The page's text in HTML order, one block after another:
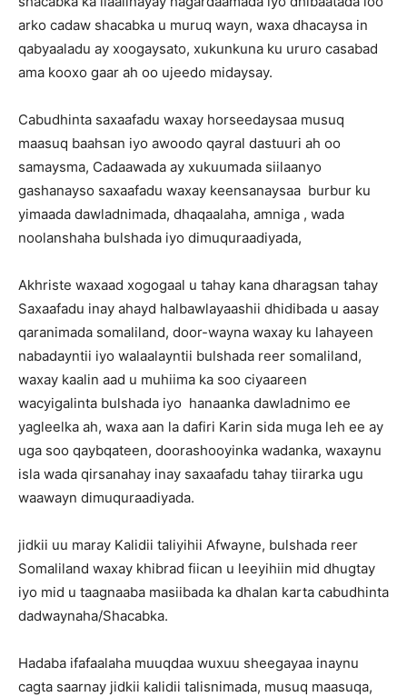
arko cadaw shacabka u muruq wayn, waxa dhacaysa in
qabyaaladu ay xoogaysato, xukunkuna ku ururo casabad
ama kooxo gaar ah oo ujeedo midaysay.
Cabudhinta saxaafadu waxay horseedaysaa musuq
maasuq baahsan iyo awoodo qayral dastuuri ah oo
samaysma, Cadaawada ay xukuumada siilaanyo
gashanayso saxaafadu waxay keensanaysaa burbur ku
yimaada dawladnimada, dhaqaalaha, amniga , wada
noolanshaha bulshada iyo dimuquraadiyada,
Akhriste waxaad xogogaal u tahay kana dharagsan tahay
Saxaafadu inay ahayd halbawlayaashii dhidibada u aasay
qaranimada somaliland, door-wayna waxay ku lahayeen
nabadayntii iyo walaalayntii bulshada reer somaliland,
waxay kaalin aad u muhiima ka soo ciyaareen
wacyigalinta bulshada iyo hanaanka dawladnimo ee
yagleelka ah, waxa aan la dafiri Karin sida muga leh ee ay
uga soo qaybqateen, doorashooyinka wadanka, waxaynu
isla wada qirsanahay inay saxaafadu tahay tiirarka ugu
waawayn dimuquraadiyada.
jidkii uu maray Kalidii taliyihii Afwayne, bulshada reer
Somaliland waxay khibrad fiican u leeyihiin mid dhugtay
iyo mid u taagnaaba masiibada ka dhalan karta cabudhinta
dadwaynaha/Shacabka.
Hadaba ifafaalaha muuqdaa wuxuu sheegayaa inaynu
cagta saarnay jidkii kalidii talisnimada, musuq maasuqa,